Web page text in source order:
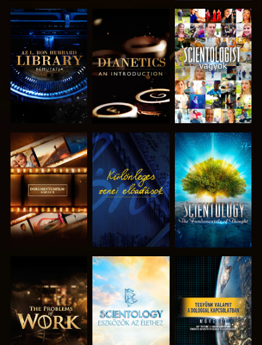
A SOROZAT
RÉSZEI
A SOROZAT
RÉSZEI
MŰSORNÉZÉS
A SOROZAT
RÉSZEI
MŰSORNÉZÉS
A SOROZAT
RÉSZEI
A SOROZAT
RÉSZEI
A SOROZAT
RÉSZEI
MŰSORNÉZÉS